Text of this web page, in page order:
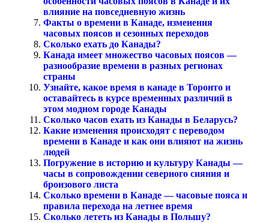
влияние на повседневную жизнь
Факты о времени в Канаде, изменения
часовых поясов и сезонных переходов
Сколько ехать до Канады?
Канада имеет множество часовых поясов —
разнообразие времени в разных регионах
страны
Узнайте, какое время в канаде в Торонто и
оставайтесь в курсе временных различий в
этом модном городе Канады
Сколько часов ехать из Канады в Беларусь?
Какие изменения происходят с переводом
времени в Канаде и как они влияют на жизнь
людей
Погружение в историю и культуру Канады —
часы в сопровождении северного сияния и
бронзового листа
Сколько времени в Канаде — часовые пояса и
правила перехода на летнее время
Сколько лететь из Канады в Польшу?